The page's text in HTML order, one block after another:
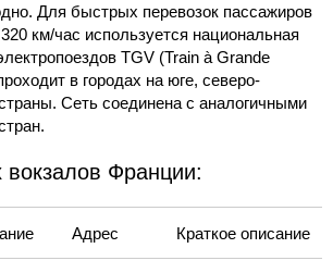
Для быстрых перевозок пассажиров
км/час используется национальная
TGV (Train à Grande
в городах на юге, северо-
Сеть соединена с аналогичными
вокзалов Франции:
Адрес Краткое описание